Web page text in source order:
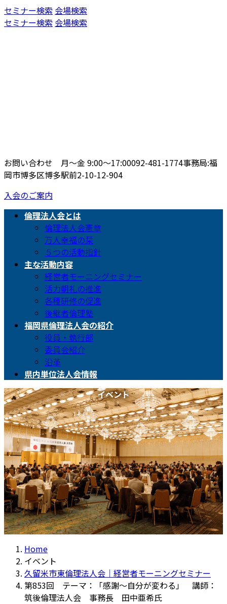
コ
ン
ナ
ビ
セミナー検索 会場検索
セミナー検索 会場検索
お問い合わせ 月〜金 9:00〜17:00092-481-1774事務局:福
岡市博多区博多駅前2-10-12-904
入会のご案内
倫理法人会とは
倫理法人会憲章
万人幸福の栞
５つの活動指針
主な活動内容
経営者モーニングセミナー
活力朝礼の推進
各種研修の促進
後継者倫理塾
福岡県倫理法人会の紹介
役員・執行部
委員会紹介
沿革
県内単位法人会情報
イベント
Home
イベント
久留米市東倫理法人会｜経営者モーニングセミナー
第853回 テーマ：「感謝～自分が変わる」 講師：
筑後倫理法人会 事務長 田中亜希氏